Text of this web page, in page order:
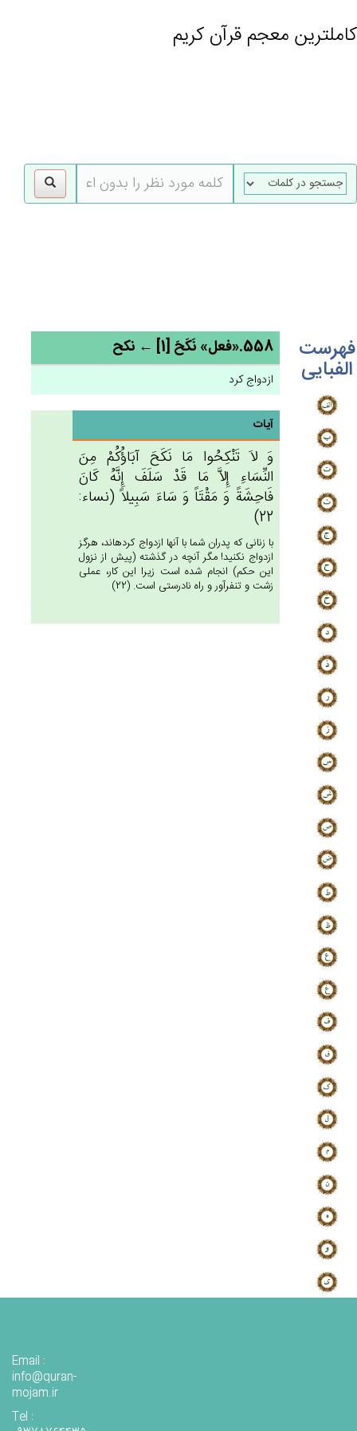
کاملترین معجم قرآن کریم
فهرست
الفبایی
558.«فعل» نَكَح‌َ [1] ← نکح
ازدواج کرد
آیات
وَ لاَ تَنْكِحُوا مَا نَكَح‌َ آبَاؤُكُم‌ْ مِن‌َ
النِّسَاءِ إِلاَّ مَا قَدْ سَلَف‌َ إِنَّه‌ُ كَان‌َ
فَاحِشَة‌ً وَ مَقْتَاً وَ سَاءَ سَبِيلاً (نساء:
22)
با زنانى كه پدران شما با آنها ازدواج كرده‏اند، هرگز
ازدواج نكنيد! مگر آنچه در گذشته (پيش از نزول
اين حكم) انجام شده است زيرا اين كار، عملى
زشت و تنفرآور و راه نادرستى است. (22)
Email :
info@quran-
mojam.ir
Tel :